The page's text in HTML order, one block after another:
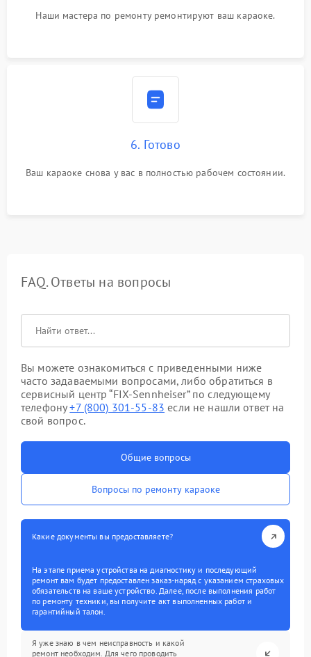
Наши мастера по ремонту ремонтируют ваш караоке.
6. Готово
Ваш караоке снова у вас в полностью рабочем состоянии.
FAQ. Ответы на вопросы
Вы можете ознакомиться с приведенными ниже
часто задаваемыми вопросами, либо обратиться в
сервисный центр “FIX-Sennheiser” по следующему
телефону+7 (800) 301-55-83 если не нашли ответ на
свой вопрос.
Общие вопросы
Вопросы по ремонту караоке
Какие документы вы предоставляете?
На этапе приема устройства на диагностику и последующий
ремонт вам будет предоставлен заказ-наряд с указанием страховых
обязательств на ваше устройство. Далее, после выполнения работ
по ремонту техники, вы получите акт выполненных работ и
гарантийный талон.
Я уже знаю в чем неисправность и какой
ремонт необходим. Для чего проводить